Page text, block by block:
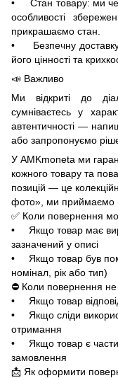
• Стан товару: ми
особливості
прикрашаємо стан.
• Безпечну
його цінності та
📣 Важливо
Ми відкриті до
сумніваєтесь у
автентичності —
або запропонуємо
У AMKmoneta ми
кожного товару та
позицій — це
фото», ми приймаємо
✅ Коли повернення
• Якщо товар має
зазначений у описі
• Якщо товар був
номінал, рік або тип)
⛔ Коли повернення не
• Якщо товар
• Якщо сліди
отримання
• Якщо товар є
замовлення
📩 Як оформити